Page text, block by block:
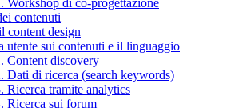
Workshop di co-progettazione
contenuti
content design
utente sui contenuti e il linguaggio
Content discovery
Dati di ricerca (search keywords)
Ricerca tramite analytics
Ricerca sui forum